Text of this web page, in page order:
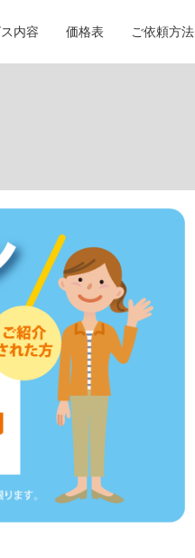
内容 価格表 ご依頼方法